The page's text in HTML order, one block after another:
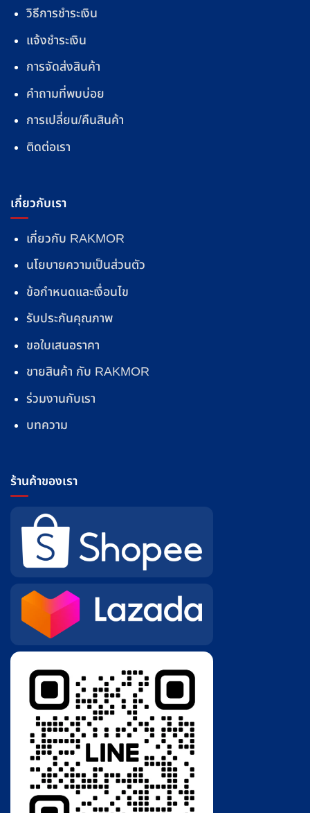
วิธีการชำระเงิน
แจ้งชำระเงิน
การจัดส่งสินค้า
คำถามที่พบบ่อย
การเปลี่ยน/คืนสินค้า
ติดต่อเรา
เกี่ยวกับเรา
เกี่ยวกับ RAKMOR
นโยบายความเป็นส่วนตัว
ข้อกำหนดและเงื่อนไข
รับประกันคุณภาพ
ขอใบเสนอราคา
ขายสินค้า กับ RAKMOR
ร่วมงานกับเรา
บทความ
ร้านค้าของเรา